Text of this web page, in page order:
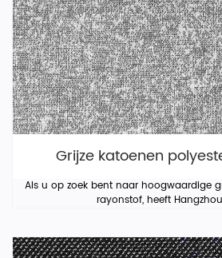
Grijze katoenen
Als u op zoek bent naar hoogwaardige
rayonstof, heeft